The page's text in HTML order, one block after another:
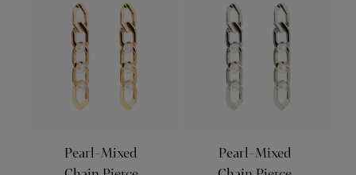
Pearl-Mixed
Pearl-Mixed